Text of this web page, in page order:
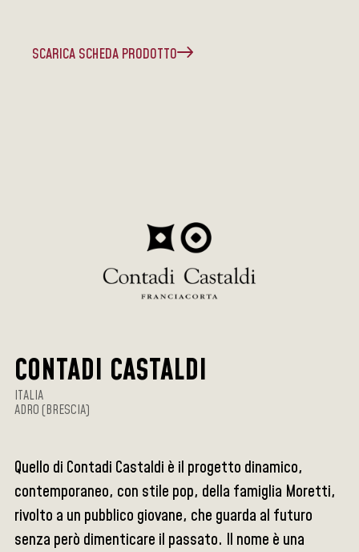
SCARICA SCHEDA PRODOTTO
CONTADI CASTALDI
ITALIA
ADRO (BRESCIA)
Quello di Contadi Castaldi è il progetto dinamico,
contemporaneo, con stile pop, della famiglia Moretti,
rivolto a un pubblico giovane, che guarda al futuro
senza però dimenticare il passato. Il nome è una